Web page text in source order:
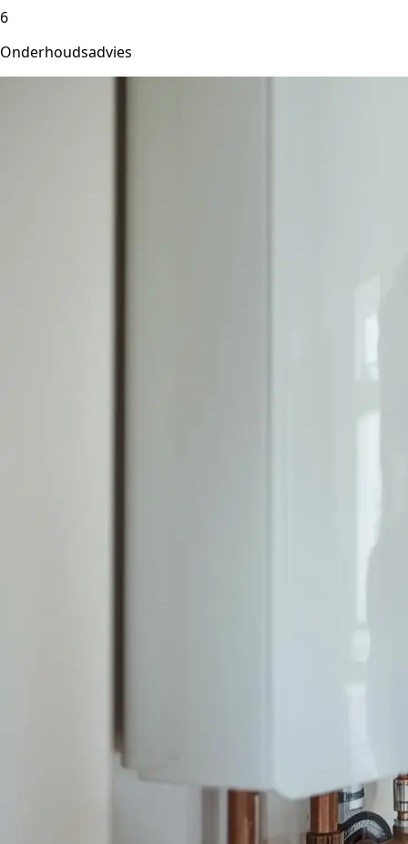
6
Onderhoudsadvies